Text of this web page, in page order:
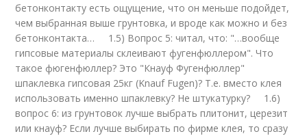
бетонконтакту есть ощущение, что он меньше подойдет,
чем выбранная выше грунтовка, и вроде как можно и без
бетонконтакта… 1.5) Вопрос 5: читал, что: "…вообще
гипсовые материалы склеивают фугенфюллером". Что
такое фюгенфюллер? Это "Кнауф Фугенфюллер"
шпаклевка гипсовая 25кг (Knauf Fugen)? Т.е. вместо клея
использовать именно шпаклевку? Не штукатурку? 1.6)
вопрос 6: из грунтовок лучше выбрать плитонит, церезит
или кнауф? Если лучше выбирать по фирме клея, то сразу